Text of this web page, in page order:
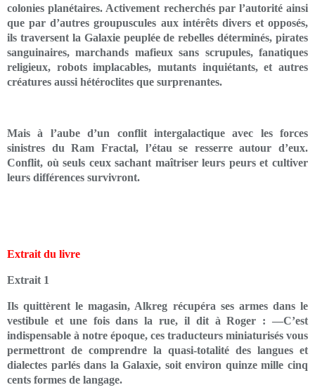
colonies planétaires. Activement recherchés par l’autorité ainsi
que par d’autres groupuscules aux intérêts divers et opposés,
ils traversent la Galaxie peuplée de rebelles déterminés, pirates
sanguinaires, marchands mafieux sans scrupules, fanatiques
religieux, robots implacables, mutants inquiétants, et autres
créatures aussi hétéroclites que surprenantes.
Mais à l’aube d’un conflit intergalactique avec les forces
sinistres du Ram Fractal, l’étau se resserre autour d’eux.
Conflit, où seuls ceux sachant maîtriser leurs peurs et cultiver
leurs différences survivront.
Extrait du livre
Extrait 1
Ils quittèrent le magasin, Alkreg récupéra ses armes dans le
vestibule et une fois dans la rue, il dit à Roger : —C’est
indispensable à notre époque, ces traducteurs miniaturisés vous
permettront de comprendre la quasi-totalité des langues et
dialectes parlés dans la Galaxie, soit environ quinze mille cinq
cents formes de langage.